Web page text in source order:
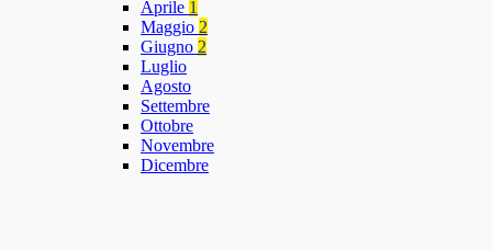
Aprile 1
Maggio 2
Giugno 2
Luglio
Agosto
Settembre
Ottobre
Novembre
Dicembre